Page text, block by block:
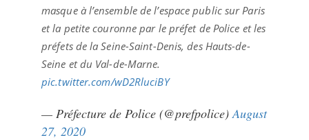
masque à l’ensemble de l’espace public sur Paris
et la petite couronne par le préfet de Police et les
préfets de la Seine-Saint-Denis, des Hauts-de-
Seine et du Val-de-Marne.
pic.twitter.com/wD2RluciBY
— Préfecture de Police (@prefpolice) August
27, 2020